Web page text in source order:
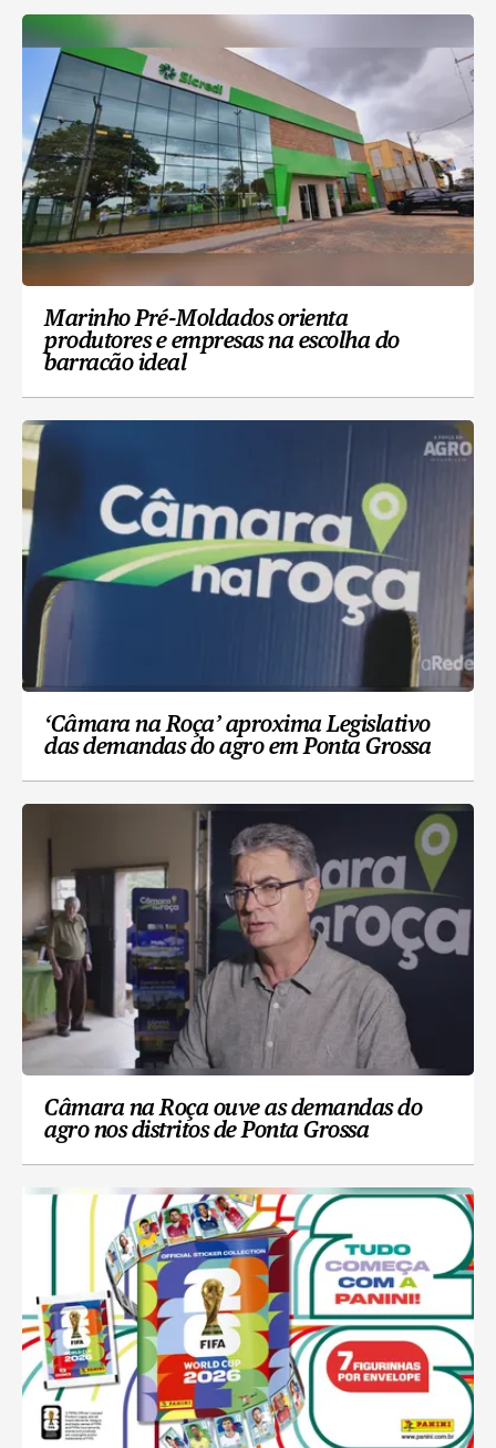
Marinho Pré-Moldados orienta
produtores e empresas na escolha do
barracão ideal
‘Câmara na Roça’ aproxima Legislativo
das demandas do agro em Ponta Grossa
Câmara na Roça ouve as demandas do
agro nos distritos de Ponta Grossa